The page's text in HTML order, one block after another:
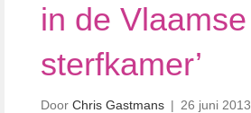
in de Vlaamse
sterfkamer’
Door Chris Gastmans | 26 juni 2013